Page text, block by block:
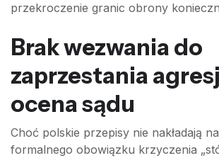
przekroczenie granic obrony
Brak wezwania do
zaprzestania
ocena sądu
Choć polskie przepisy nie nakładają
formalnego obowiązku krzyczenia